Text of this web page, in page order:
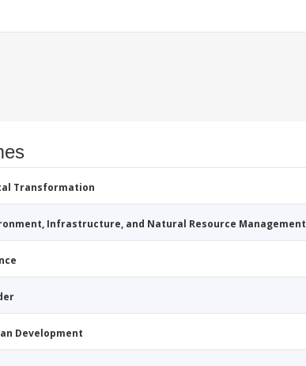
Transformation
Infrastructure, and Natural Resource Management
Development